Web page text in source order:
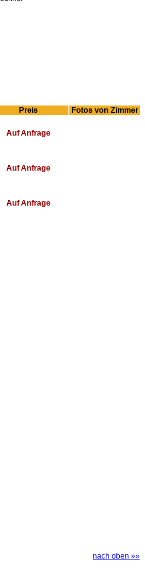
Preis Fotos von Zimmer
Auf Anfrage
Auf Anfrage
Auf Anfrage
nach oben »»